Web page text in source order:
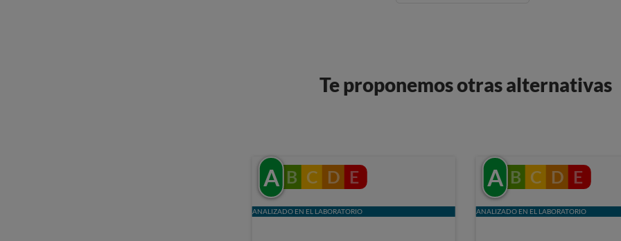
Te proponemos otras alternativas
A B C D E
ANALIZADO EN EL LABORATORIO
A B C D E
ANALIZADO EN EL LABORATORIO